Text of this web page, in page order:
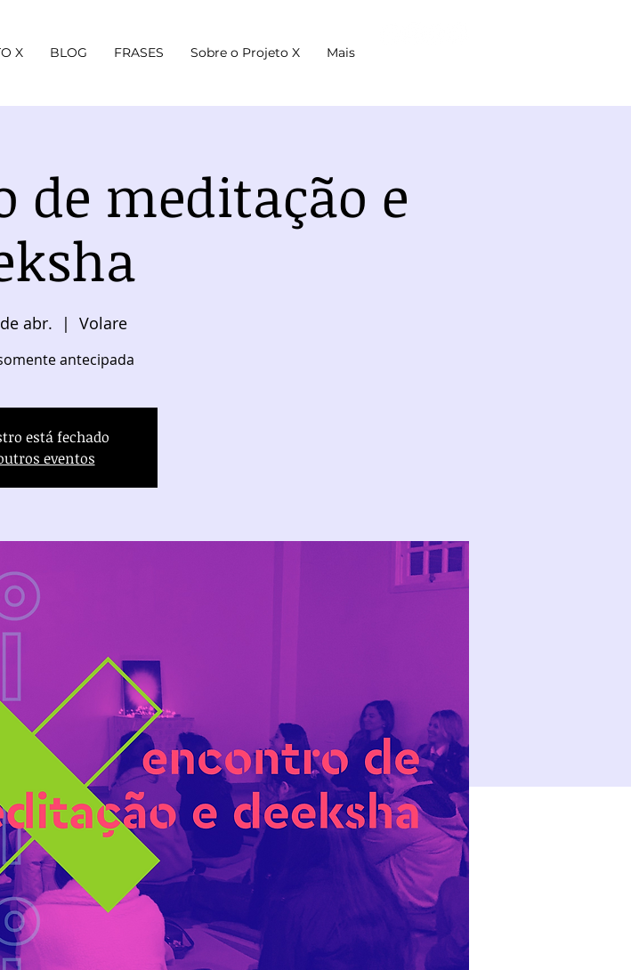
X BLOG FRASES Sobre o Projeto X Mais
de meditação e
abr.
  |
Volare
antecipada
está fechado
eventos